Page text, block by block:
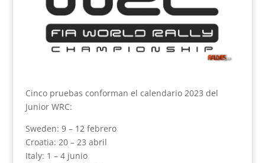
Cinco pruebas conforman el calendario 2023 del
Junior WRC:
Sweden: 9 – 12 febrero
Croatia: 20 – 23 abril
Italy: 1 – 4 junio